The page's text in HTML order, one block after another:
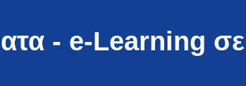
- e-Learning σε